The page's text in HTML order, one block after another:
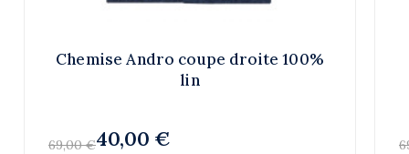
Chemise Andro coupe droite 100%
lin
69,00 €40,00 €